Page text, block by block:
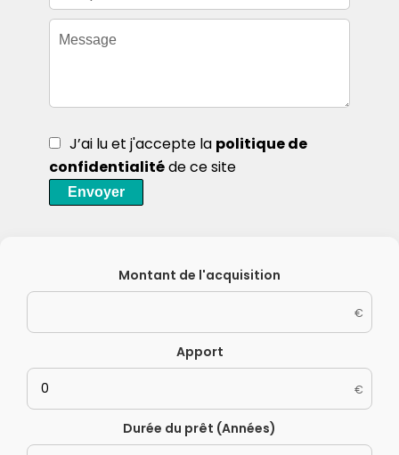
J’ai lu et j'accepte la politique de
confidentialitéde ce site
Envoyer
Montant de l'acquisition
€
Apport
€
Durée du prêt (Années)